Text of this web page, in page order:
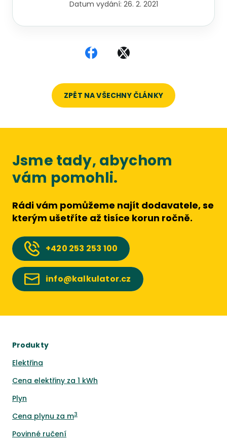
Datum vydání: 26. 2. 2021
Sdílet na Facebooku
Sdílet na X
ZPĚT NA VŠECHNY ČLÁNKY
Jsme tady, abychom
vám pomohli.
Rádi vám pomůžeme najít dodavatele, se
kterým ušetříte až tisíce korun ročně.
+420 253 253 100
info@kalkulator.cz
Produkty
Elektřina
Cena elektřiny za 1 kWh
Plyn
Cena plynu za m3
Povinné ručení